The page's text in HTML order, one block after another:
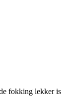
fokking lekker is